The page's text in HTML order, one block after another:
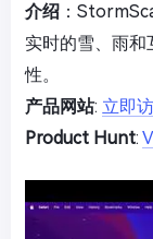
介绍 ：
实时的雪、雨和
性。
产品网站: 立即
Product Hunt: